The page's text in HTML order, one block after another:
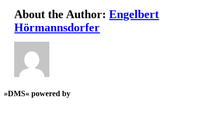
About the Author:Engelbert
Hörmannsdorfer
»DMS« powered by